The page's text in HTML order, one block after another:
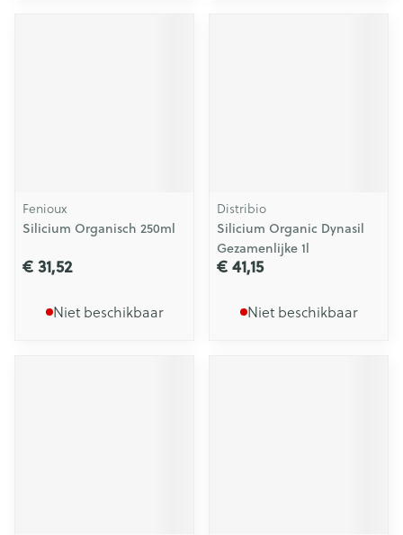
Fenioux
Silicium Organisch 250ml
€ 31,52
Niet beschikbaar
Distribio
Silicium Organic Dynasil
Gezamenlijke 1l
€ 41,15
Niet beschikbaar